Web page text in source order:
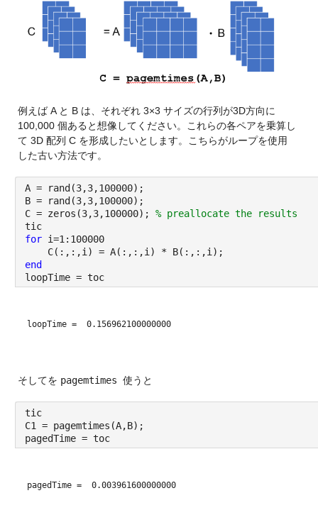
例えば A と B は、それぞれ 3×3 サイズの行列が3D方向に
100,000 個あると想像してください。これらの各ペアを乗算し
て 3D 配列 C を形成したいとします。 こちらがループを使用
した古い方法です。
A = rand(3,3,100000);
B = rand(3,3,100000);
C = zeros(3,3,100000); % preallocate the results
tic
for i=1:100000
C(:,:,i) = A(:,:,i) * B(:,:,i);
end
loopTime = toc
loopTime = 0.156962100000000
そしてを pagemtimes 使うと
tic
C1 = pagemtimes(A,B);
pagedTime = toc
pagedTime = 0.003961600000000